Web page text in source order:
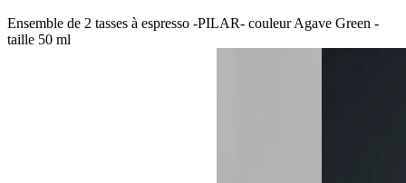
Ensemble de 2 tasses à espresso -PILAR- couleur Agave Green -
taille 50 ml